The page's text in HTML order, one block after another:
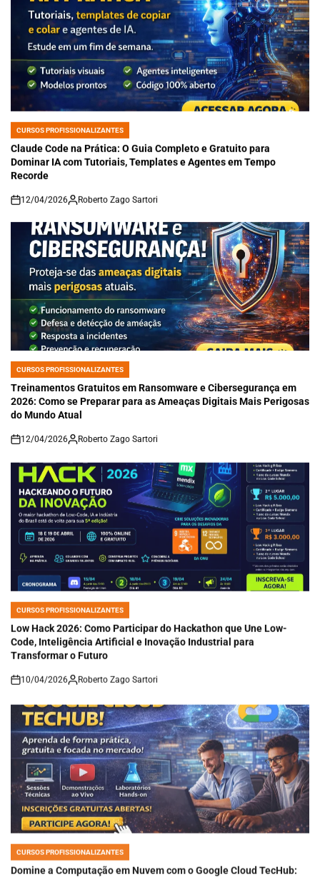
POSTED
IN
CURSOS PROFISSIONALIZANTES
Claude Code na Prática: O Guia Completo e Gratuito para
Dominar IA com Tutoriais, Templates e Agentes em Tempo
Recorde
on
12/04/2026 Roberto Zago Sartori
POSTED
CURSOS PROFISSIONALIZANTES
Treinamentos Gratuitos em Ransomware e Cibersegurança em
2026: Como se Preparar para as Ameaças Digitais Mais Perigosas
do Mundo Atual
on
12/04/2026 Roberto Zago Sartori
POSTED
IN
Low Hack 2026: Como Participar do Hackathon que Une Low-
Code, Inteligência Artificial e Inovação Industrial para
Transformar o Futuro
on
10/04/2026 Roberto Zago Sartori
CURSOS PROFISSIONALIZANTES
Domine a Computação em Nuvem com o Google Cloud TecHub:
Aprendizado Prático, Gratuito e Voltado ao Mercado Real